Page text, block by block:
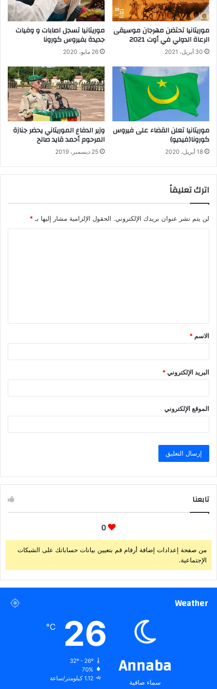
موريتانيا تحتضن مهرجان موسيقى
الرعاة الدولي في أوت 2021
30 أبريل، 2021
موريتانيا تسجل اصابات و وفيات
جديدة بفيروس كورونا
26 مايو، 2020
موريتانيا تعلن القضاء على فيروس
كورونا(فيديو)
18 أبريل، 2020
وزير الدفاع الموريتاني يحضر جنازة
المرحوم أحمد قايد صالح
25 ديسمبر، 2019
اترك تعليقاً
لن يتم نشر عنوان بريدك الإلكتروني. الحقول الإلزامية مشار إليها بـ*
ق
*
الاسم *
البريد الإلكتروني*
الموقع الإلكتروني
تابعنا
0
من صفحة إعدادات إضافة أرقام قم بتعيين بيانات حساباتك على الشبكات
الإجتماعية.
Weather
Annaba
سماء صافية
26
℃
32º - 26º
70%
1.12 كيلومتر/ساعة